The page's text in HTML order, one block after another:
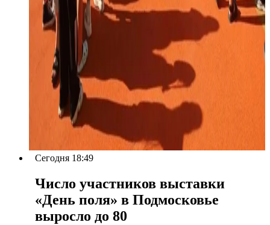
Сегодня 18:49
Число участников выставки
«День поля» в Подмосковье
выросло до 80